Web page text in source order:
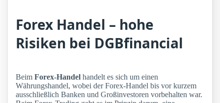
Forex Handel – hohe
Risiken bei DGBfinancial
Beim Forex-Handel handelt es sich um einen
Währungshandel, wobei der Forex-Handel bis vor kurzem
ausschließlich Banken und Großinvestoren vorbehalten war.